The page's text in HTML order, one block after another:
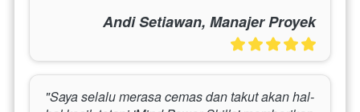
Andi Setiawan, Manajer Proyek
"Saya selalu merasa cemas dan takut akan hal-